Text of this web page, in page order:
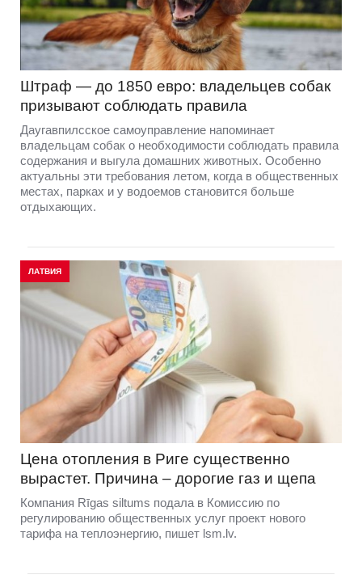
Штраф — до 1850 евро: владельцев собак
призывают соблюдать правила
Даугавпилсское самоуправление напоминает
владельцам собак о необходимости соблюдать правила
содержания и выгула домашних животных. Особенно
актуальны эти требования летом, когда в общественных
местах, парках и у водоемов становится больше
отдыхающих.
ЛАТВИЯ
Цена отопления в Риге существенно
вырастет. Причина – дорогие газ и щепа
Компания Rīgas siltums подала в Комиссию по
регулированию общественных услуг проект нового
тарифа на теплоэнергию, пишет lsm.lv.